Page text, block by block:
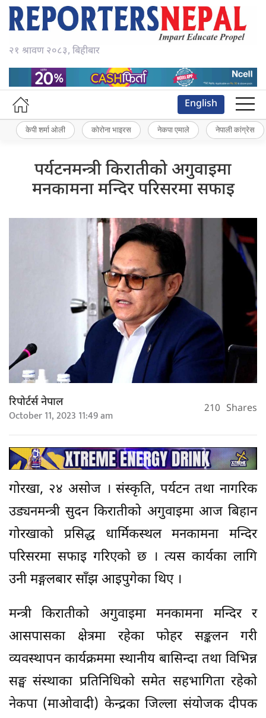
२१ श्रावण २०८३, बिहीबार
English
केपी शर्मा ओली कोरोना भाइरस नेकपा एमाले नेपाली कांग्रेस
पर्यटनमन्त्री किरातीको अगुवाइमा
मनकामना मन्दिर परिसरमा सफाइ
रिपोर्टर्स नेपाल
October 11, 2023 11:49 am 210 Shares
गोरखा, २४ असोज । संस्कृति, पर्यटन तथा नागरिक
उड्यनमन्त्री सुदन किरातीको अगुवाइमा आज बिहान
गोरखाको प्रसिद्ध धार्मिकस्थल मनकामना मन्दिर
परिसरमा सफाइ गरिएको छ । त्यस कार्यका लागि
उनी मङ्गलबार साँझ आइपुगेका थिए ।
मन्त्री किरातीको अगुवाइमा मनकामना मन्दिर र
आसपासका क्षेत्रमा रहेका फोहर सङ्कलन गरी
व्यवस्थापन कार्यक्रममा स्थानीय बासिन्दा तथा विभिन्न
सङ्घ संस्थाका प्रतिनिधिको समेत सहभागिता रहेको
नेकपा (माओवादी) केन्द्रका जिल्ला संयोजक दीपक